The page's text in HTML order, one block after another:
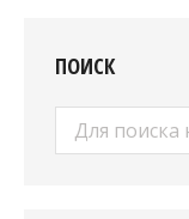
ПОИСК
Поиск: